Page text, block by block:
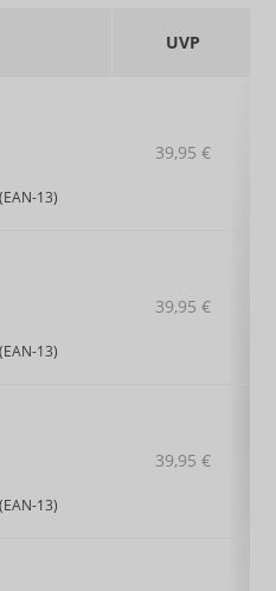
UVP
13)
39,95 €
13)
39,95 €
13)
39,95 €